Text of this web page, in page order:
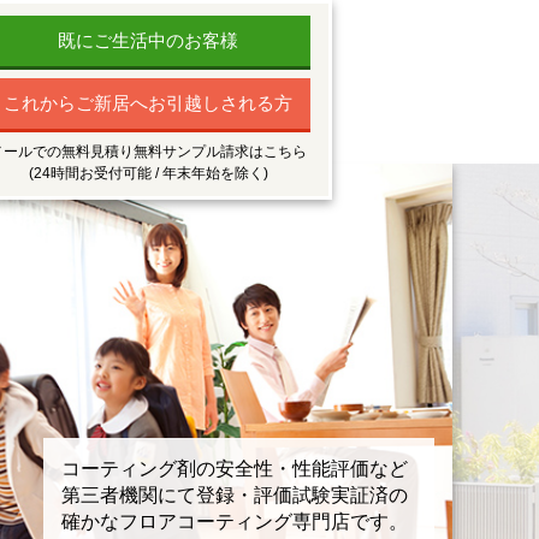
既にご生活中のお客様
これからご新居へお引越しされる方
ールでの無料見積り無料サンプル請求はこちら
(24時間お受付可能 / 年末年始を除く)
コーティング剤の安全性・性能評価など
第三者機関にて登録・評価試験実証済の
確かなフロアコーティング専門店です。